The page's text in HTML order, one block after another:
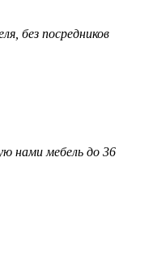
без посредников
нами мебель до 36